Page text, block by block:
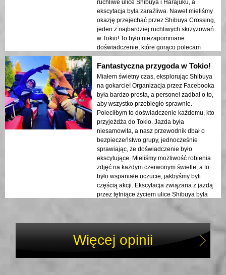
ruchliwe ulice Shibuya i Harajuku, a
ekscytacja była zaraźliwa. Nawet mieliśmy
okazję przejechać przez Shibuya Crossing,
jeden z najbardziej ruchliwych skrzyżowań
w Tokio! To było niezapomniane
doświadczenie, które gorąco polecam
każdemu, kto szuka unikalnego i
ekscytującego sposobu na zwiedzanie
miasta. To zdecydowanie był jeden z
najważniejszych momentów naszej
podróży do Tokio i nie mogę się doczekać,
aby to powtórzyć!
Fantastyczna przygoda w Tokio!
Miałem świetny czas, eksplorując Shibuya
na gokarcie! Organizacja przez Facebooka
była bardzo prosta, a personel zadbał o to,
aby wszystko przebiegło sprawnie.
Poleciłbym to doświadczenie każdemu, kto
przyjeżdża do Tokio. Jazda była
niesamowita, a nasz przewodnik dbał o
bezpieczeństwo grupy, jednocześnie
sprawiając, że doświadczenie było
ekscytujące. Mieliśmy możliwość robienia
zdjęć na każdym czerwonym świetle, a to
było wspaniałe uczucie, jakbyśmy byli
częścią akcji. Ekscytacja związana z jazdą
przez tętniące życiem ulice Shibuya była
zespołowi Street Kart Shibuya za tak
niesamowite doświadczenie!
Więcej opinii